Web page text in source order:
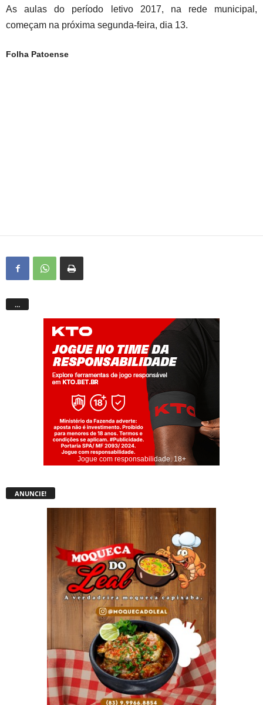
As aulas do período letivo 2017, na rede municipal,
começam na próxima segunda-feira, dia 13.
Folha Patoense
…
Jogue com responsabilidade. 18+
ANUNCIE!